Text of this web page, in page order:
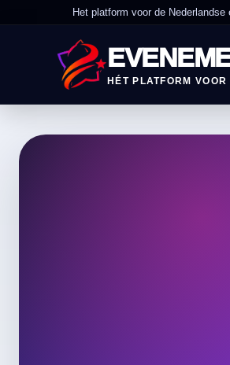
Het platform voor de
HÉT PLATFORM